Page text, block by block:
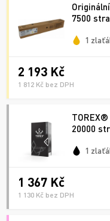
7500
1
2 193 Kč
1 812 Kč bez DPH
TOREX®
20000
1
1 367 Kč
1 130 Kč bez DPH